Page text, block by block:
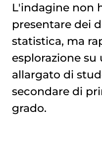
L'indagine non
presentare dei
statistica, ma
esplorazione
allargato di
secondare di
grado.